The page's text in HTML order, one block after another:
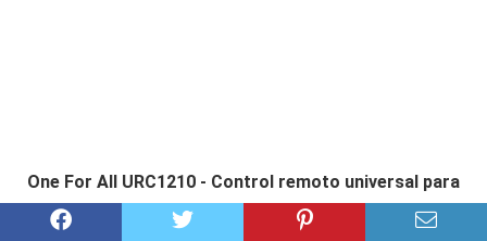
One For All URC1210 - Control remoto universal para
todo tipo de TVs, Negro